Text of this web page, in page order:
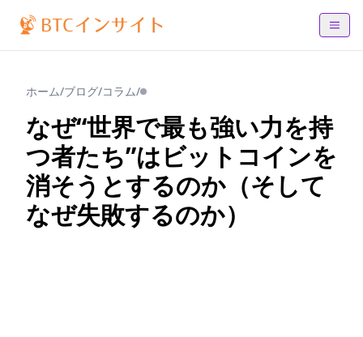
ホーム/ブログ/コラム/
なぜ“世界で最も強い力を持
つ者たち”はビットコインを
消そうとするのか（そして
なぜ失敗するのか）